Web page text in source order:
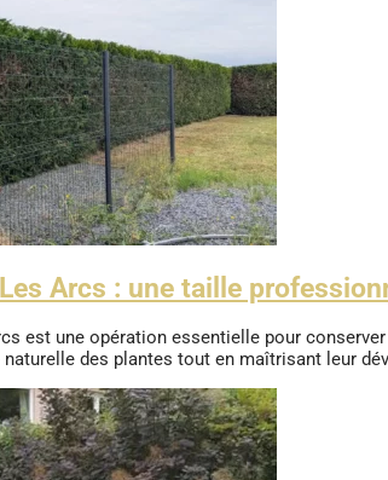
Arcs : une taille
est une opération essentielle pour
des plantes tout en maîtrisant leur